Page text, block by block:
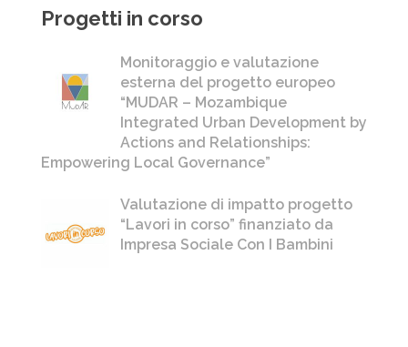
Progetti in corso
Monitoraggio e valutazione
esterna del progetto europeo
“MUDAR – Mozambique
Integrated Urban Development by
Actions and Relationships:
Empowering Local Governance”
Valutazione di impatto progetto
“Lavori in corso” finanziato da
Impresa Sociale Con I Bambini